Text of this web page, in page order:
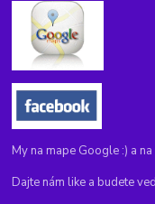
My na mape Google :) a
Dajte nám like a budete